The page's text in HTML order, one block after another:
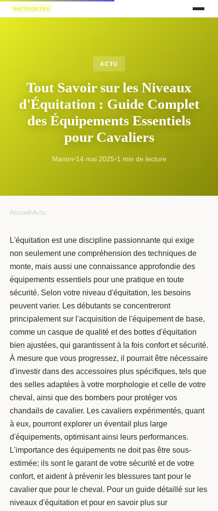
ACTU
Tout Savoir sur les Niveaux
d'Équitation : Guide Complet
des Équipements Essentiels
pour Cavaliers
Manon•14 mai 2025•1 min de lecture
Accueil ›Actu
L'équitation est une discipline passionnante qui exige
non seulement une compréhension des techniques de
monte, mais aussi une connaissance approfondie des
équipements essentiels pour une pratique en toute
sécurité. Selon votre niveau d'équitation, les besoins
peuvent varier. Les débutants se concentreront
principalement sur l'acquisition de l'équipement de base,
comme un casque de qualité et des bottes d'équitation
bien ajustées, qui garantissent à la fois confort et sécurité.
À mesure que vous progressez, il pourrait être nécessaire
d'investir dans des accessoires plus spécifiques, tels que
des selles adaptées à votre morphologie et celle de votre
cheval, ainsi que des bombers pour protéger vos
chandails de cavalier. Les cavaliers expérimentés, quant
à eux, pourront explorer un éventail plus large
d'équipements, optimisant ainsi leurs performances.
L'importance des équipements ne doit pas être sous-
estimée; ils sont le garant de votre sécurité et de votre
confort, et aident à prévenir les blessures tant pour le
cavalier que pour le cheval. Pour un guide détaillé sur les
niveaux d'équitation et pour en savoir plus sur